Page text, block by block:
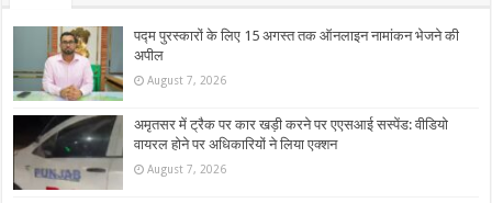
पद्म पुरस्कारों के लिए 15 अगस्त तक ऑनलाइन नामांकन भेजने की
अपील
August 7, 2026
अमृतसर में ट्रैक पर कार खड़ी करने पर एएसआई सस्पेंड: वीडियो
वायरल होने पर अधिकारियों ने लिया एक्शन
August 7, 2026